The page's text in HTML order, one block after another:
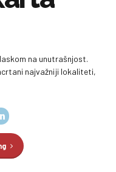
na unutrašnjost.
najvažniji lokaliteti,